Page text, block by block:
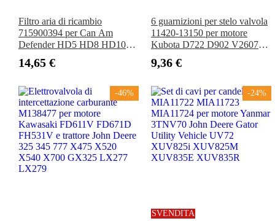
Filtro aria di ricambio
715900394 per Can Am
Defender HD5 HD8 HD10
Maverick Trail 800R Maverick
1000
14,65 €
6 guarnizioni per stelo valvola
11420-13150 per motore
Kubota D722 D902 V2607
9,36 €
-46% -24%
SVENDITA